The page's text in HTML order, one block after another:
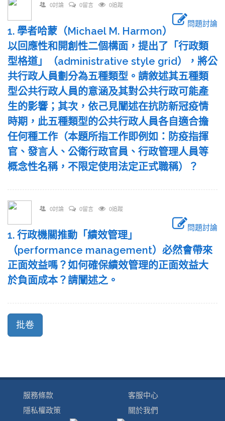
0討論 0留言 0追蹤
問題討論
1. 學者哈蒙（Michael M. Harmon）
以回應性和開創性二個構面，提出了「行政類
型格道」（administrative style grid），將公
共行政人員劃分為五種類型。請敘述其五種類
型公共行政人員的意涵及其對公共行政可能產
生的影響；其次，依己見闡述在抗防新冠疫情
時期，此五種類型的公共行政人員各自適合擔
任何種工作（本題所指工作即例如：防疫指揮
官、發言人、公衛行政官員、行政管理人員等
概念性名稱，不限定使用法定正式職稱）？
0討論 0留言 0追蹤
問題討論
1. 行政機關推動「績效管理」
（performance management）必然會帶來
正面效益嗎？如何確保績效管理的正面效益大
於負面成本？請闡述之。
服務條款
隱私權政策
客服中心
關於我們